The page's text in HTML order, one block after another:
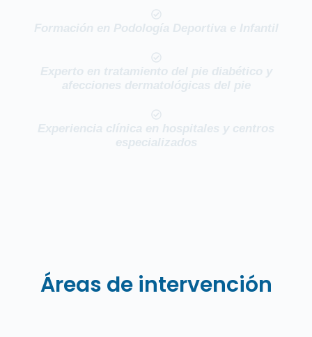
Formación en Podología Deportiva e Infantil
Experto en tratamiento del pie diabético y
afecciones dermatológicas del pie
Experiencia clínica en hospitales y centros
especializados
Áreas de intervención